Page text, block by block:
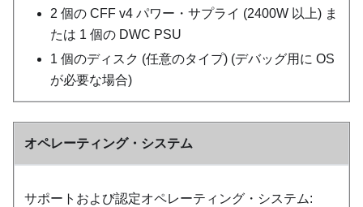
2 個の CFF v4 パワー・サプライ (2400W 以上) ま
たは 1 個の DWC PSU
1 個のディスク (任意のタイプ) (デバッグ用に OS
が必要な場合)
オペレーティング・システム
サポートおよび認定オペレーティング・システム: